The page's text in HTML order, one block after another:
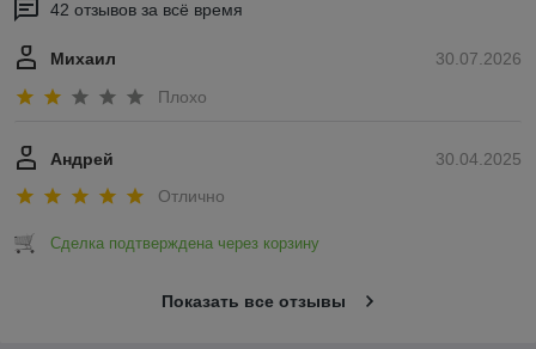
42 отзывов за всё время
30.07.2026
Михаил
Плохо
30.04.2025
Андрей
Отлично
Сделка подтверждена через корзину
Показать все отзывы